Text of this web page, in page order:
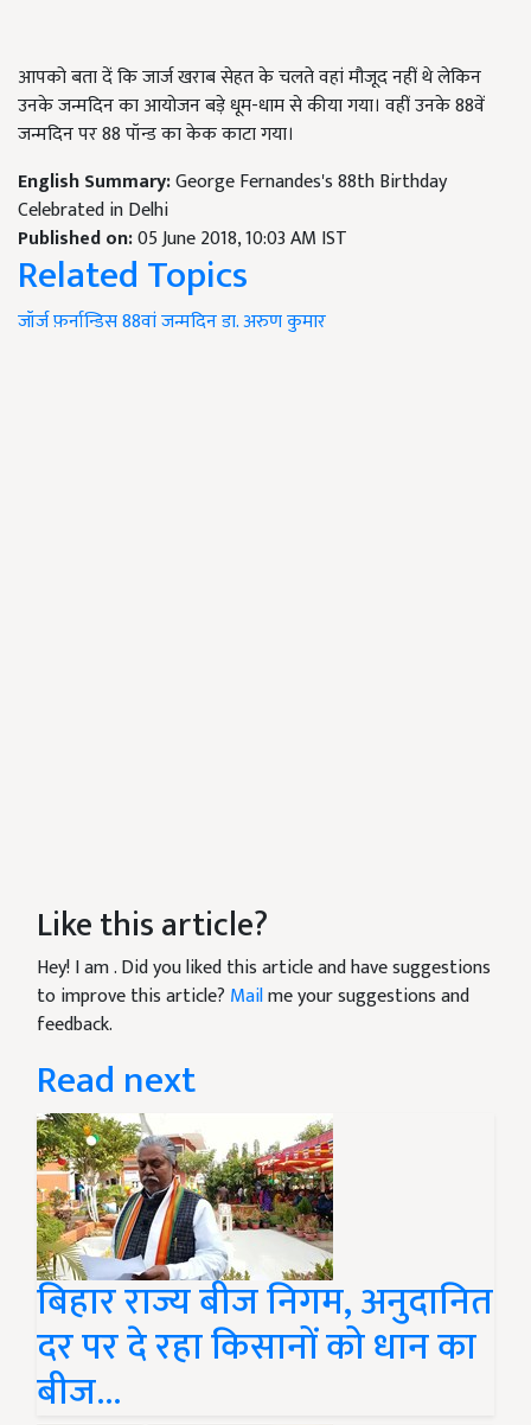
आपको बता दें कि जार्ज खराब सेहत के चलते वहां मौजूद नहीं थे लेकिन
उनके जन्मदिन का आयोजन बड़े धूम-धाम से कीया गया। वहीं उनके 88वें
जन्मदिन पर 88 पॉन्ड का केक काटा गया।
English Summary:George Fernandes's 88th Birthday
Celebrated in Delhi
Published on:05 June 2018, 10:03 AM IST
Related Topics
जॉर्ज फ़र्नान्डिस88वां जन्मदिनडा. अरुण कुमार
Like this article?
Hey! I am. Did you liked this article and have suggestions
to improve this article? Mailme your suggestions and
feedback.
Read next
बिहार राज्य बीज निगम, अनुदानित
दर पर दे रहा किसानों को धान का
बीज…